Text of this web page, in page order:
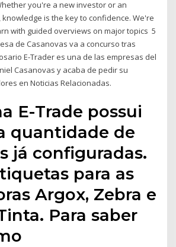
you're a new investor or an
is the key to confidence. We're
with guided overviews on major topics 5
de Casanovas va a concurso tras
E-Trader es una de las empresas del
Casanovas y acaba de pedir su
en Noticias Relacionadas.
E-Trade possui
quantidade de
já configuradas.
para as
Argox, Zebra e
Para saber